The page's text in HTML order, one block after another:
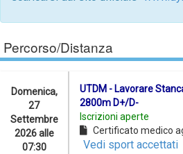
Percorso/Distanza
Domenica,
27
Settembre
2026 alle
07:30
UTDM - Lavorare
2800m D+/D-
Iscrizioni aperte
Certificato medico
Vedi sport accettati